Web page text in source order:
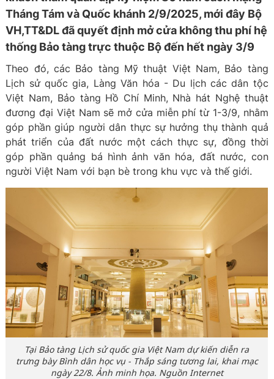
Tháng Tám và Quốc khánh 2/9/2025, mới đây Bộ
VH,TT&DL đã quyết định mở cửa không thu phí hệ
thống Bảo tàng trực thuộc Bộ đến hết ngày 3/9
Theo đó, các Bảo tàng Mỹ thuật Việt Nam, Bảo tàng
Lịch sử quốc gia, Làng Văn hóa - Du lịch các dân tộc
Việt Nam, Bảo tàng Hồ Chí Minh, Nhà hát Nghệ thuật
đương đại Việt Nam sẽ mở cửa miễn phí từ 1-3/9, nhằm
góp phần giúp người dân thực sự hưởng thụ thành quả
phát triển của đất nước một cách thực sự, đồng thời
góp phần quảng bá hình ảnh văn hóa, đất nước, con
người Việt Nam với bạn bè trong khu vực và thế giới.
Tại Bảo tàng Lịch sử quốc gia Việt Nam dự kiến diễn ra
trưng bàyBình dân học vụ - Thắp sáng tương lai, khai mạc
ngày 22/8. Ảnh minh họa. Nguồn Internet